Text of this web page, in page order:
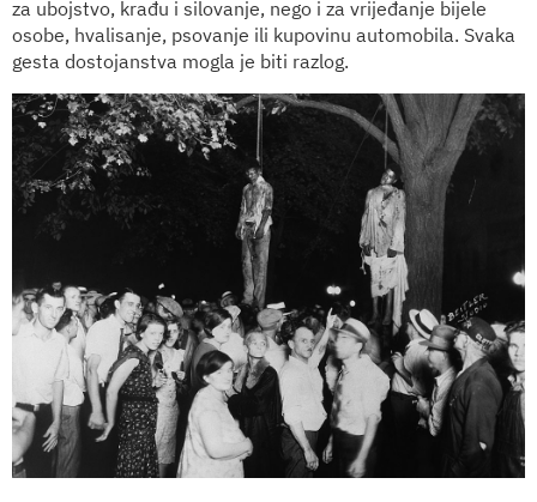
za ubojstvo, krađu i silovanje, nego i za vrijeđanje bijele
osobe, hvalisanje, psovanje ili kupovinu automobila. Svaka
gesta dostojanstva mogla je biti razlog.